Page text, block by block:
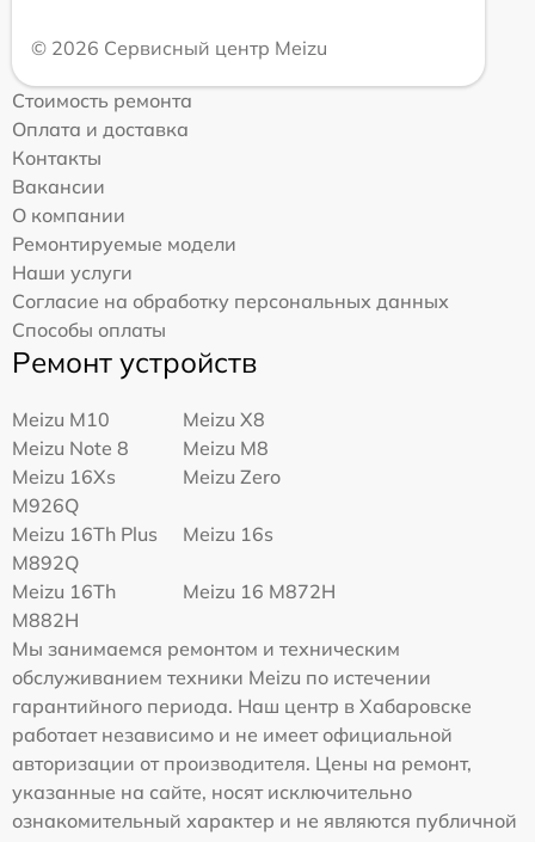
© 2026 Сервисный центр Meizu
Стоимость ремонта
Оплата и доставка
Контакты
Вакансии
О компании
Ремонтируемые модели
Наши услуги
Согласие на обработку персональных данных
Способы оплаты
Ремонт устройств
Meizu M10
Meizu X8
Meizu Note 8
Meizu M8
Meizu 16Xs
M926Q
Meizu Zero
Meizu 16Th Plus
M892Q
Meizu 16s
Meizu 16Th
M882H
Meizu 16 M872H
Мы занимаемся ремонтом и техническим
обслуживанием техники Meizu по истечении
гарантийного периода. Наш центр в Хабаровске
работает независимо и не имеет официальной
авторизации от производителя. Цены на ремонт,
указанные на сайте, носят исключительно
ознакомительный характер и не являются публичной